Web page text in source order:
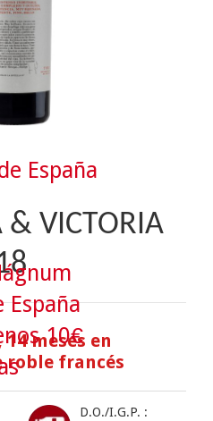
& VICTORIA
meses en
roble francés
D.O./I.G.P. :
España
España
10€